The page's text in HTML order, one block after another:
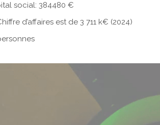
social: 384480 €
d’affaires est de 3 711 k€ (2024)